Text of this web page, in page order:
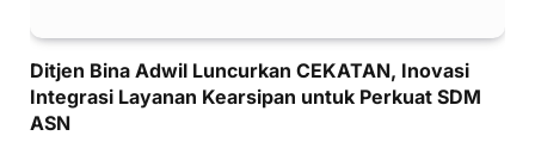
Ditjen Bina Adwil Luncurkan CEKATAN, Inovasi
Integrasi Layanan Kearsipan untuk Perkuat SDM
ASN